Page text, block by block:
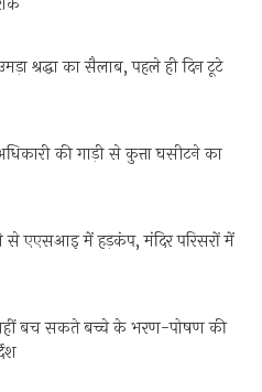
श्रद्धा का सैलाब, पहले ही दिन टूटे
की गाड़ी से कुत्ता घसीटने का
से एएसआइ में हड़कंप, मंदिर परिसरों में
नहीं बच सकते बच्चे के भरण-पोषण की